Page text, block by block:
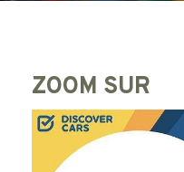
ZOOM SUR